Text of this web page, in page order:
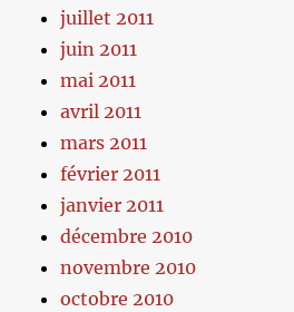
juillet 2011
juin 2011
mai 2011
avril 2011
mars 2011
février 2011
janvier 2011
décembre 2010
novembre 2010
octobre 2010